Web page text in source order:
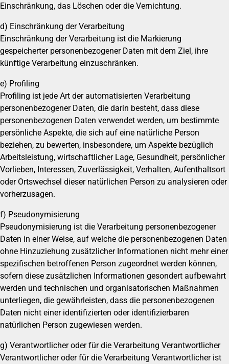
Einschränkung, das Löschen oder die Vernichtung.
d) Einschränkung der Verarbeitung
Einschränkung der Verarbeitung ist die Markierung
gespeicherter personenbezogener Daten mit dem Ziel, ihre
künftige Verarbeitung einzuschränken.
e) Profiling
Profiling ist jede Art der automatisierten Verarbeitung
personenbezogener Daten, die darin besteht, dass diese
personenbezogenen Daten verwendet werden, um bestimmte
persönliche Aspekte, die sich auf eine natürliche Person
beziehen, zu bewerten, insbesondere, um Aspekte bezüglich
Arbeitsleistung, wirtschaftlicher Lage, Gesundheit, persönlicher
Vorlieben, Interessen, Zuverlässigkeit, Verhalten, Aufenthaltsort
oder Ortswechsel dieser natürlichen Person zu analysieren oder
vorherzusagen.
f) Pseudonymisierung
Pseudonymisierung ist die Verarbeitung personenbezogener
Daten in einer Weise, auf welche die personenbezogenen Daten
ohne Hinzuziehung zusätzlicher Informationen nicht mehr einer
spezifischen betroffenen Person zugeordnet werden können,
sofern diese zusätzlichen Informationen gesondert aufbewahrt
werden und technischen und organisatorischen Maßnahmen
unterliegen, die gewährleisten, dass die personenbezogenen
Daten nicht einer identifizierten oder identifizierbaren
natürlichen Person zugewiesen werden.
g) Verantwortlicher oder für die Verarbeitung Verantwortlicher
Verantwortlicher oder für die Verarbeitung Verantwortlicher ist